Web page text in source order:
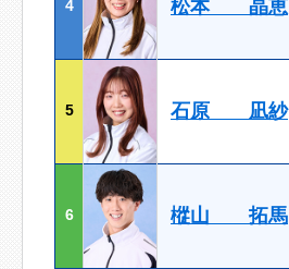
4 松本 晶恵
5 石原 凪紗
6 樅山 拓馬